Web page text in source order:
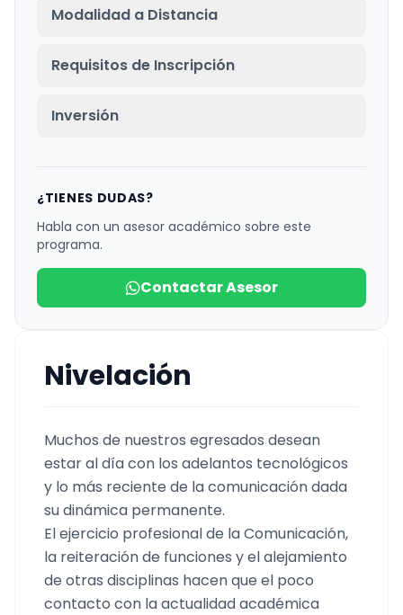
Nivelación
Muchos de nuestros egresados desean
estar al día con los adelantos tecnológicos
y lo más reciente de la comunicación dada
su dinámica permanente.
El ejercicio profesional de la Comunicación,
la reiteración de funciones y el alejamiento
de otras disciplinas hacen que el poco
contacto con la actualidad académica
Modalidad a Distancia
Requisitos de Inscripción
Inversión
¿TIENES DUDAS?
Habla con un asesor académico sobre este
programa.
Contactar Asesor